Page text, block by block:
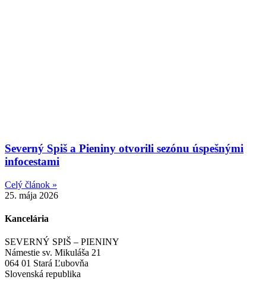
Severný Spiš a Pieniny otvorili sezónu úspešnými
infocestami
Celý článok »
25. mája 2026
Kancelária
SEVERNÝ SPIŠ – PIENINY
Námestie sv. Mikuláša 21
064 01 Stará Ľubovňa
Slovenská republika